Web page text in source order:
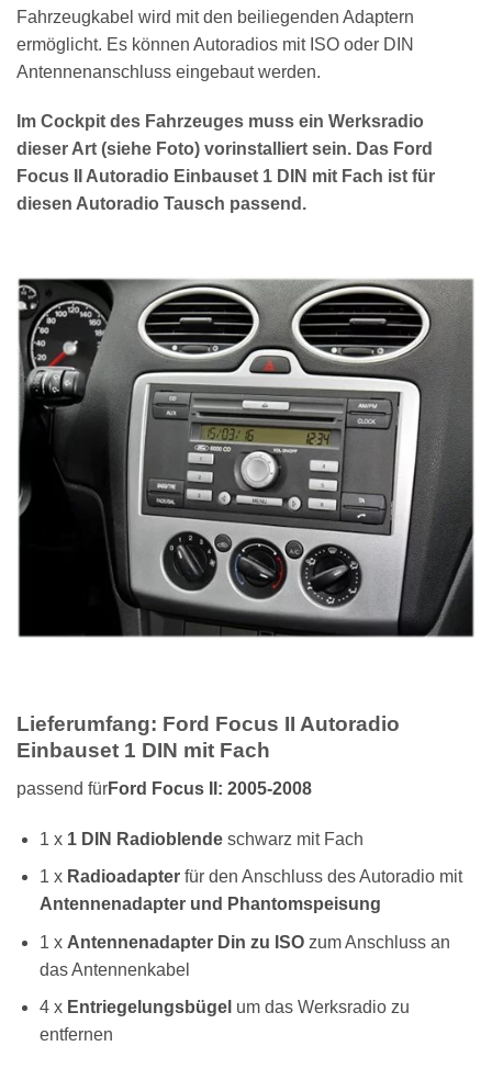
Fahrzeugkabel wird mit den beiliegenden Adaptern
ermöglicht. Es können Autoradios mit ISO oder DIN
Antennenanschluss eingebaut werden.
Im Cockpit des Fahrzeuges muss ein Werksradio
dieser Art (siehe Foto) vorinstalliert sein. Das Ford
Focus II Autoradio Einbauset 1 DIN mit Fach ist für
diesen Autoradio Tausch passend.
Lieferumfang: Ford Focus II Autoradio
Einbauset 1 DIN mit Fach
passend fürFord Focus II: 2005-2008
1 x 1 DIN Radioblendeschwarz mit Fach
1 x Radioadapterfür den Anschluss des Autoradio mit
Antennenadapter und Phantomspeisung
1 x Antennenadapter Din zu ISOzum Anschluss an
das Antennenkabel
4 x Entriegelungsbügel um das Werksradio zu
entfernen